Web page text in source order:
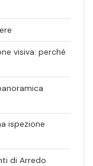
visiva: perché
ispezione
di Arredo